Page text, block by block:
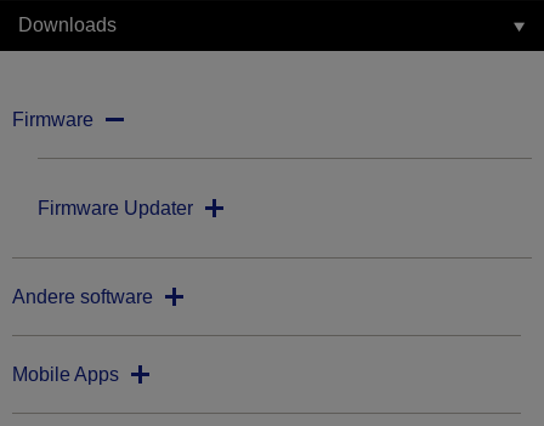
Downloads
Firmware
Firmware Updater
Andere software
Mobile Apps